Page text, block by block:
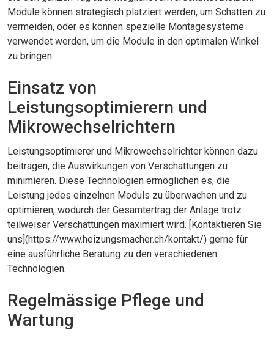
Module können strategisch platziert werden, um Schatten zu
vermeiden, oder es können spezielle Montagesysteme
verwendet werden, um die Module in den optimalen Winkel
zu bringen.
Einsatz von
Leistungsoptimierern und
Mikrowechselrichtern
Leistungsoptimierer und Mikrowechselrichter können dazu
beitragen, die Auswirkungen von Verschattungen zu
minimieren. Diese Technologien ermöglichen es, die
Leistung jedes einzelnen Moduls zu überwachen und zu
optimieren, wodurch der Gesamtertrag der Anlage trotz
teilweiser Verschattungen maximiert wird. [Kontaktieren Sie
uns](https://www.heizungsmacher.ch/kontakt/) gerne für
eine ausführliche Beratung zu den verschiedenen
Technologien.
Regelmässige Pflege und
Wartung